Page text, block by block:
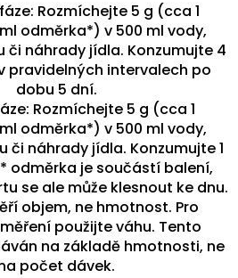
Rozmíchejte 5 g (cca 1
odměrka*) v 500 ml vody,
či náhrady jídla. Konzumujte 4
pravidelných intervalech po
dobu 5 dní.
Rozmíchejte 5 g (cca 1
odměrka*) v 500 ml vody,
či náhrady jídla. Konzumujte 1
odměrka je součástí balení,
se ale může klesnout ke dnu.
objem, ne hmotnost. Pro
použijte váhu. Tento
na základě hmotnosti, ne
počet dávek.